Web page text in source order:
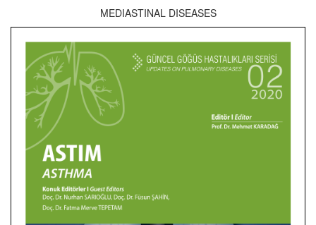
MEDIASTINAL DISEASES